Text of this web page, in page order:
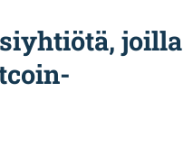
joilla